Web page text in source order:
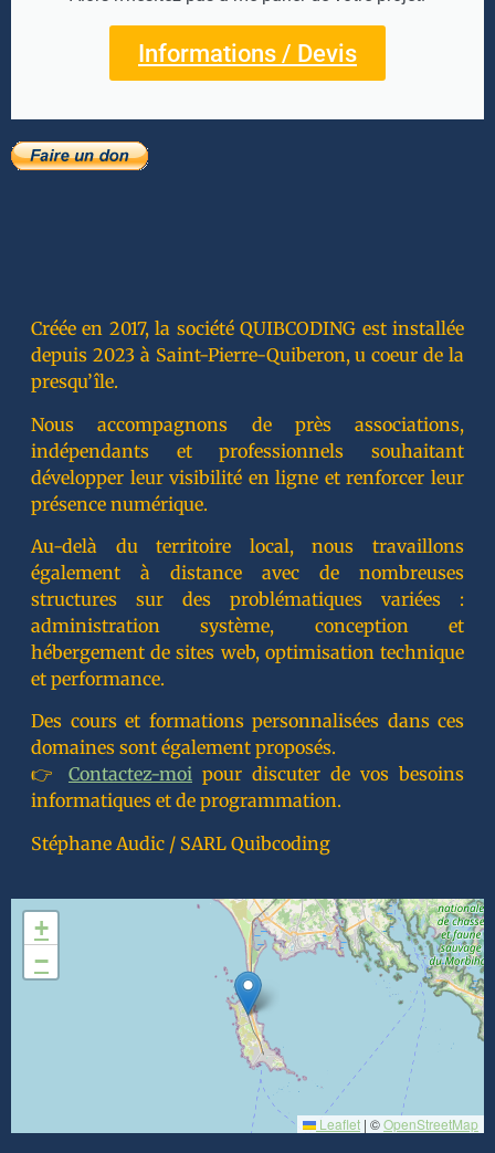
Informations / Devis
Créée en 2017, la société QUIBCODING est installée
depuis 2023 à Saint-Pierre-Quiberon, u coeur de la
presqu’île.
Nous accompagnons de près associations,
indépendants et professionnels souhaitant
développer leur visibilité en ligne et renforcer leur
présence numérique.
Au-delà du territoire local, nous travaillons
également à distance avec de nombreuses
structures sur des problématiques variées :
administration système, conception et
hébergement de sites web, optimisation technique
et performance.
Des cours et formations personnalisées dans ces
domaines sont également proposés.
👉 Contactez-moi pour discuter de vos besoins
informatiques et de programmation.
Stéphane Audic / SARL Quibcoding
+
−
Leaflet | ©OpenStreetMap